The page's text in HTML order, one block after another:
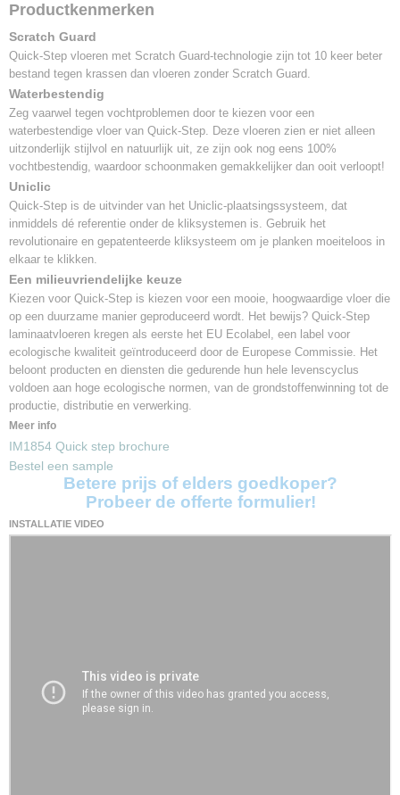
Geschikt
Toplaag
Scratch guard technologie
Vochtbescherming
Waterbestendig
Productkenmerken
Scratch Guard
Quick-Step vloeren met Scratch Guard-technologie zijn tot 10 keer beter
bestand tegen krassen dan vloeren zonder Scratch Guard.
Waterbestendig
Zeg vaarwel tegen vochtproblemen door te kiezen voor een
waterbestendige vloer van Quick-Step. Deze vloeren zien er niet alleen
uitzonderlijk stijlvol en natuurlijk uit, ze zijn ook nog eens 100%
vochtbestendig, waardoor schoonmaken gemakkelijker dan ooit verloopt!
Uniclic
Quick-Step is de uitvinder van het Uniclic-plaatsingssysteem, dat
inmiddels dé referentie onder de kliksystemen is. Gebruik het
revolutionaire en gepatenteerde kliksysteem om je planken moeiteloos in
elkaar te klikken.
Een milieuvriendelijke keuze
Kiezen voor Quick-Step is kiezen voor een mooie, hoogwaardige vloer die
op een duurzame manier geproduceerd wordt. Het bewijs? Quick-Step
laminaatvloeren kregen als eerste het EU Ecolabel, een label voor
ecologische kwaliteit geïntroduceerd door de Europese Commissie. Het
beloont producten en diensten die gedurende hun hele levenscyclus
voldoen aan hoge ecologische normen, van de grondstoffenwinning tot de
productie, distributie en verwerking.
Meer info
IM1854 Quick step brochure
Bestel een sample
Betere prijs of elders goedkoper?
Probeer de offerte formulier!
INSTALLATIE VIDEO